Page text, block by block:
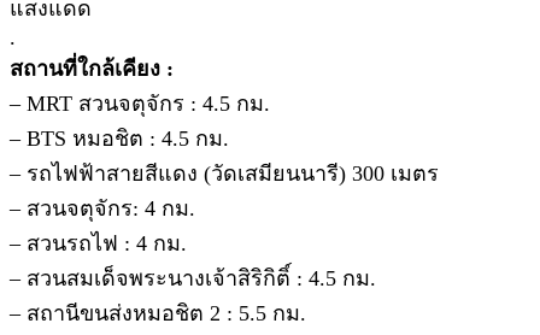
แสงแดด
.
สถานที่ใกล้เคียง :
– MRT สวนจตุจักร : 4.5 กม.
– BTS หมอชิต : 4.5 กม.
– รถไฟฟ้าสายสีแดง (วัดเสมียนนารี) 300 เมตร
– สวนจตุจักร: 4 กม.
– สวนรถไฟ : 4 กม.
– สวนสมเด็จพระนางเจ้าสิริกิติ์ : 4.5 กม.
– สถานีขนส่งหมอชิต 2 : 5.5 กม.